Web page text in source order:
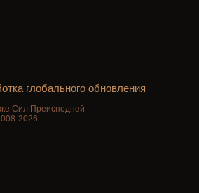
глобального обновления
Сил Преисподней
2026